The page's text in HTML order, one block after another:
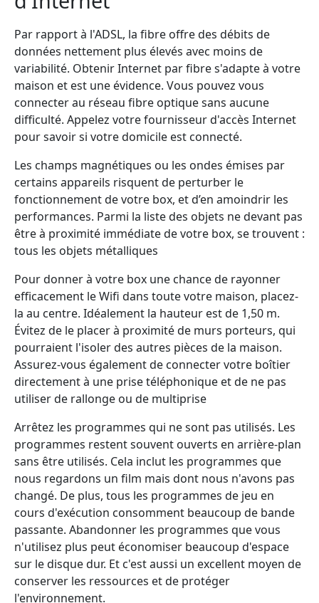
Par rapport à l'ADSL, la fibre offre des débits de
données nettement plus élevés avec moins de
variabilité. Obtenir Internet par fibre s'adapte à votre
maison et est une évidence. Vous pouvez vous
connecter au réseau fibre optique sans aucune
difficulté. Appelez votre fournisseur d'accès Internet
pour savoir si votre domicile est connecté.
Les champs magnétiques ou les ondes émises par
certains appareils risquent de perturber le
fonctionnement de votre box, et d’en amoindrir les
performances. Parmi la liste des objets ne devant pas
être à proximité immédiate de votre box, se trouvent :
tous les objets métalliques
Pour donner à votre box une chance de rayonner
efficacement le Wifi dans toute votre maison, placez-
la au centre. Idéalement la hauteur est de 1,50 m.
Évitez de le placer à proximité de murs porteurs, qui
pourraient l'isoler des autres pièces de la maison.
Assurez-vous également de connecter votre boîtier
directement à une prise téléphonique et de ne pas
utiliser de rallonge ou de multiprise
Arrêtez les programmes qui ne sont pas utilisés. Les
programmes restent souvent ouverts en arrière-plan
sans être utilisés. Cela inclut les programmes que
nous regardons un film mais dont nous n'avons pas
changé. De plus, tous les programmes de jeu en
cours d'exécution consomment beaucoup de bande
passante. Abandonner les programmes que vous
n'utilisez plus peut économiser beaucoup d'espace
sur le disque dur. Et c'est aussi un excellent moyen de
conserver les ressources et de protéger
l'environnement.